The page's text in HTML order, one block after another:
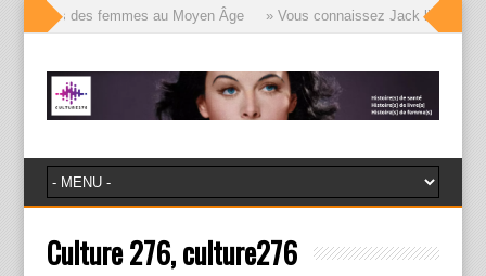
visages des femmes au Moyen Âge » Vous connaissez Jack
Culture 276, culture276